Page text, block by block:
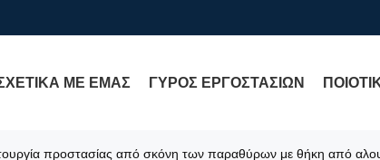
ΜΕ ΕΜΆΣ ΓΎΡΟΣ ΕΡΓΟΣΤΑΣΊΩΝ
προστασίας από σκόνη των παραθύρων με θήκη από